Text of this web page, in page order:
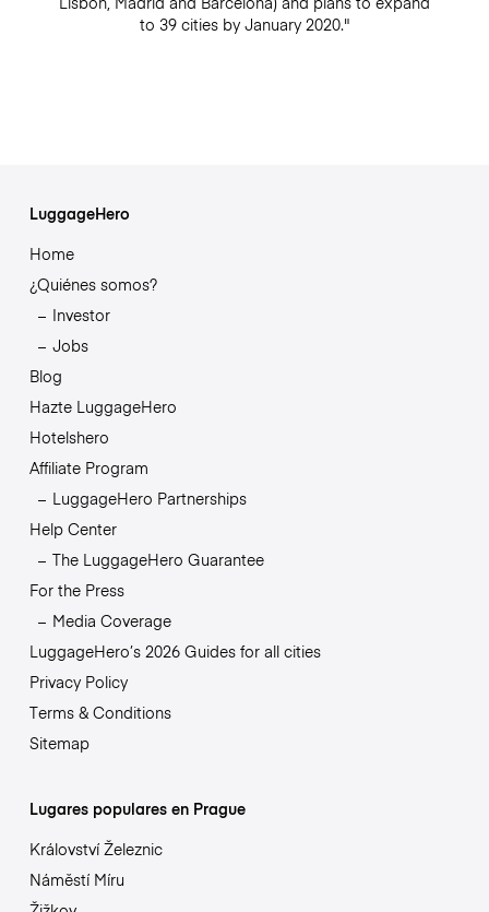
to 39 cities by January 2020."
LuggageHero
Home
¿Quiénes somos?
Investor
Jobs
Blog
Hazte LuggageHero
Hotelshero
Affiliate Program
LuggageHero Partnerships
Help Center
The LuggageHero Guarantee
For the Press
Media Coverage
LuggageHero’s 2026 Guides for all cities
Privacy Policy
Terms & Conditions
Sitemap
Lugares populares en Prague
Království Železnic
Náměstí Míru